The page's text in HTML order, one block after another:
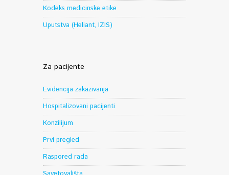
Kodeks medicinske etike
Uputstva (Heliant, IZIS)
Za pacijente
Evidencija zakazivanja
Hospitalizovani pacijenti
Konzilijum
Prvi pregled
Raspored rada